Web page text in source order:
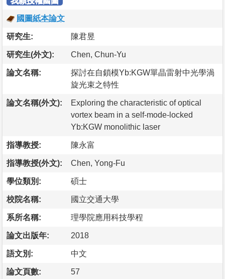
國圖紙本論文
研究生: 陳君昱
研究生(外文): Chen, Chun-Yu
論文名稱:
探討在自鎖模Yb:KGW單晶雷射中光學渦
旋光束之特性
論文名稱(外文):
Exploring the characteristic of optical
vortex beam in a self-mode-locked
Yb:KGW monolithic laser
指導教授: 陳永富
指導教授(外文): Chen, Yong-Fu
學位類別: 碩士
校院名稱: 國立交通大學
系所名稱: 理學院應用科技學程
論文出版年: 2018
語文別: 中文
論文頁數: 57